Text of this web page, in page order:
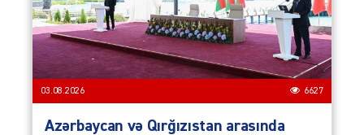
03.08.2026 6627
Azərbaycan və Qırğızıstan arasında